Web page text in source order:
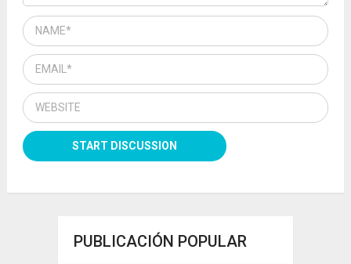
PUBLICACIÓN POPULAR